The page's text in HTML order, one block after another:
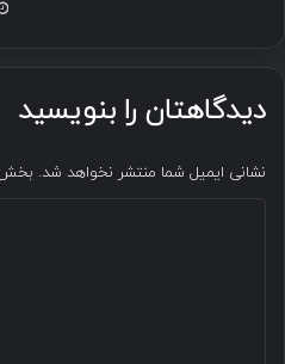
دیدگاهتان را بنویسید
نشانی ایمیل شما منتشر نخواهد شد.